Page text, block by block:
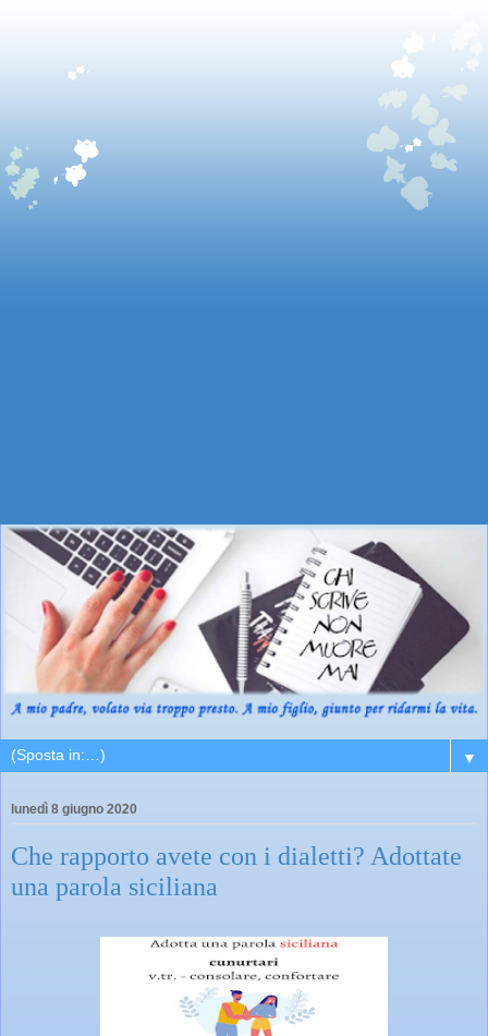
▼
lunedì 8 giugno 2020
Che rapporto avete con i dialetti? Adottate
una parola siciliana